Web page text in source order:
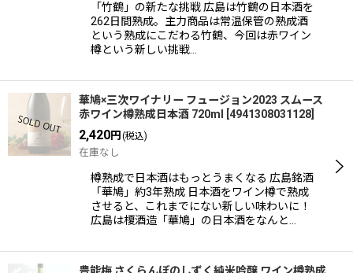
「竹鶴」の新たな挑戦 広島は竹鶴の日本酒を
262日間熟成。主力商品は常温保管の熟成酒
という熟成にこだわる竹鶴、今回は赤ワイン
樽という新しい挑戦…
華鳩×三次ワイナリー フュージョン2023 スムース
赤ワイン樽熟成日本酒 720ml
4941308031128
2,420円 (税込)
在庫なし
樽熟成で日本酒はもっとうまくなる 広島銘酒
「華鳩」約3年熟成 日本酒をワイン樽で熟成
させると、これまでにない新しい味わいに！
広島は榎酒造「華鳩」の日本酒をなんと…